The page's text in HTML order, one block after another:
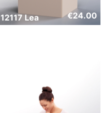
12117 Lea €24.00